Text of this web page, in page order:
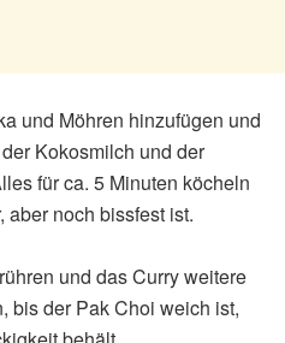
und Möhren hinzufügen und
Kokosmilch und der
für ca. 5 Minuten köcheln
aber noch bissfest ist.
und das Curry weitere
bis der Pak Choi weich ist,